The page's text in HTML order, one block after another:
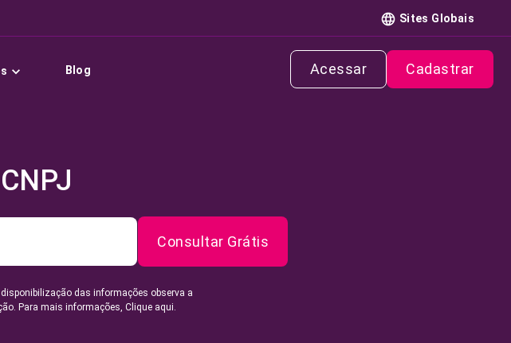
Sites Globais
Blog Acessar Cadastrar
Consultar Grátis
das informações observa a
Para mais informações, Clique aqui.